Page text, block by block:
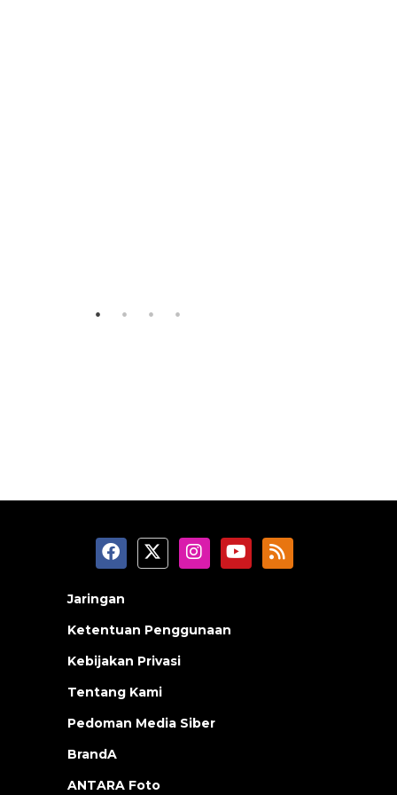
Jaringan
Ketentuan Penggunaan
Kebijakan Privasi
Tentang Kami
Pedoman Media Siber
BrandA
ANTARA Foto